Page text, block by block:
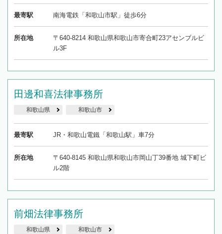
最寄駅 南海電鉄「和歌山市駅」徒歩6分
所在地
〒640-8214 和歌山県和歌山市寄合町23アセンブルビ
ル3F
田邊和喜法律事務所
和歌山県 和歌山市
最寄駅 JR・和歌山電鐵「和歌山駅」車7分
所在地
〒640-8145 和歌山県和歌山市岡山丁39番地 城下町ビ
ル2階
前畑法律事務所
和歌山県 和歌山市